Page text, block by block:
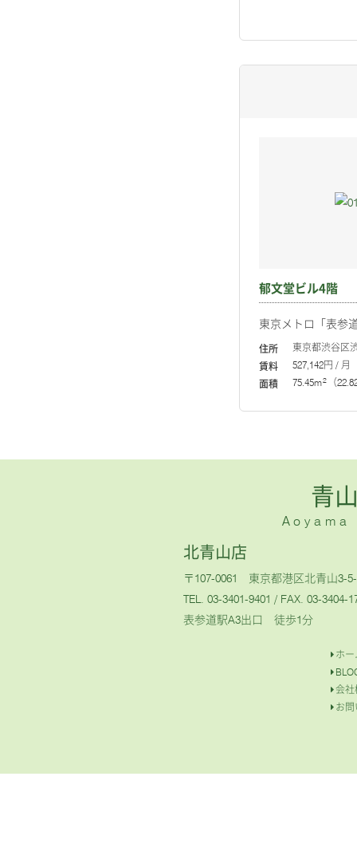
郁文堂ビル4階
東京メトロ「表参
住所 東京都渋谷区
賃料 527,142円 / 月
面積 75.45m2 （
青
北青山店
〒107-0061 東京都港区北青山3-
TEL. 03-3401-9401 / FAX. 03-3404-
表参道駅A3出口 徒歩1分
ホー
会社
お